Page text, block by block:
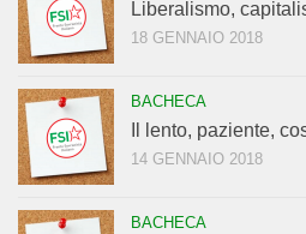
Liberalismo,
18 GENNAIO 2018
BACHECA
Il lento, paziente,
14 GENNAIO 2018
BACHECA